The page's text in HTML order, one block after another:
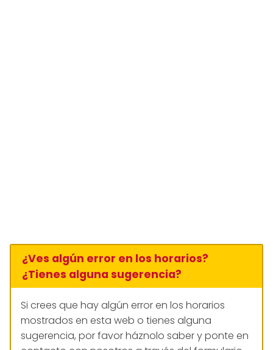
¿Ves algún error en los horarios?
¿Tienes alguna sugerencia?
Si crees que hay algún error en los horarios
mostrados en esta web o tienes alguna
sugerencia, por favor háznolo saber y ponte en